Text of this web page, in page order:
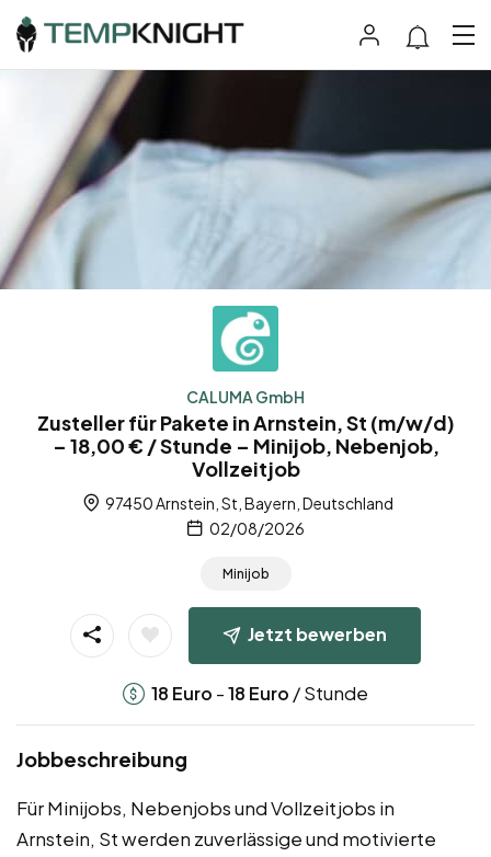
CALUMA GmbH
Zusteller für Pakete in Arnstein, St (m/w/d)
– 18,00 € / Stunde – Minijob, Nebenjob,
Vollzeitjob
97450 Arnstein, St, Bayern, Deutschland
02/08/2026
Minijob
Jetzt bewerben
18 Euro -18 Euro / Stunde
Jobbeschreibung
Für Minijobs, Nebenjobs und Vollzeitjobs in
Arnstein, St werden zuverlässige und motivierte